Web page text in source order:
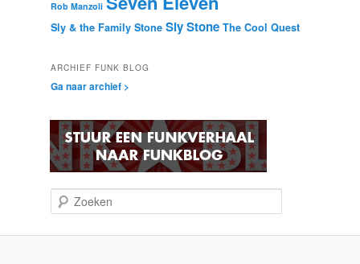
Rob Manzoli
Sly & the Family Stone Sly Stone The Cool Quest
ARCHIEF FUNK BLOG
Ga naar archief >
o